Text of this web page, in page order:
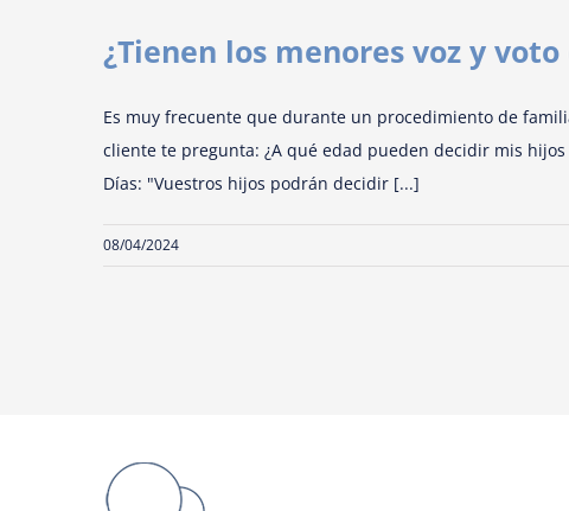
¿Tienen los menores voz y
Es muy frecuente que durante un procedimiento de
cliente te pregunta: ¿A qué edad pueden decidir mis
Días: "Vuestros hijos podrán decidir [...]
08/04/2024